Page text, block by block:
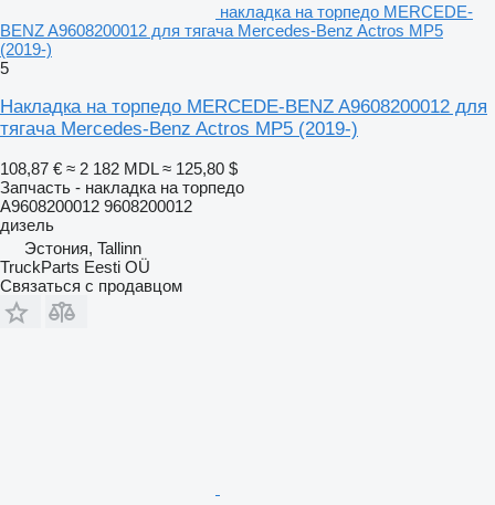
накладка на торпедо MERCEDE-
BENZ A9608200012 для тягача Mercedes-Benz Actros MP5
(2019-)
5
Накладка на торпедо MERCEDE-BENZ A9608200012 для
тягача Mercedes-Benz Actros MP5 (2019-)
108,87 € ≈ 2 182 MDL ≈ 125,80 $
Запчасть - накладка на торпедо
A9608200012 9608200012
дизель
Эстония, Tallinn
TruckParts Eesti OÜ
Связаться с продавцом